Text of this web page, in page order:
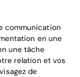
communication
en une
une tâche
relation et vos
de